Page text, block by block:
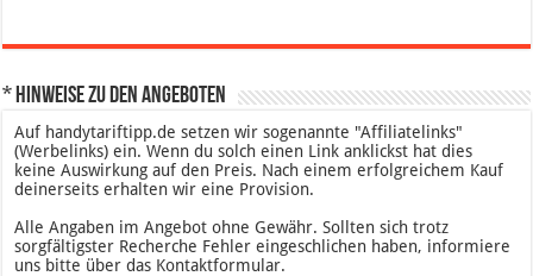
* Hinweise zu den Angeboten
Auf handytariftipp.de setzen wir sogenannte "Affiliatelinks"
(Werbelinks) ein. Wenn du solch einen Link anklickst hat dies
keine Auswirkung auf den Preis. Nach einem erfolgreichem Kauf
deinerseits erhalten wir eine Provision.
Alle Angaben im Angebot ohne Gewähr. Sollten sich trotz
sorgfältigster Recherche Fehler eingeschlichen haben, informiere
uns bitte über das Kontaktformular.